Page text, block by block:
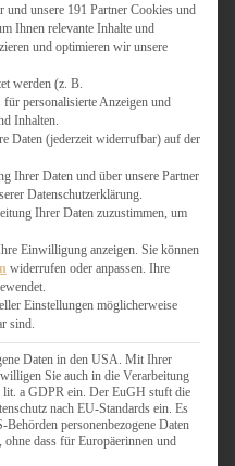
HAUPTGERICHT
TÖRTCHEN
VEGAN SÜSS
& SANDWICHES
AUF DEM TISCH
& FISCH
/ BARBECUE
BACKEN
POT-GERICHTE
& NUDELGERICHTE
& QUICHES
& RISOTTO
unsere 191 Partner Cookies und
Ihnen relevante Inhalte und
und optimieren wir unsere
werden (z. B.
personalisierte Anzeigen und
Inhalten.
Daten (jederzeit widerrufbar) auf der
Ihrer Daten und über unsere Partner
Datenschutzerklärung.
Ihrer Daten zuzustimmen, um
Einwilligung anzeigen. Sie können
widerrufen oder anpassen. Ihre
Einstellungen möglicherweise
sind.
Daten in den USA. Mit Ihrer
Sie auch in die Verarbeitung
a GDPR ein. Der EuGH stuft die
nach EU-Standards ein. Es
personenbezogene Daten
dass für Europäerinnen und